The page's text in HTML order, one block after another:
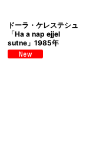
ドーラ・ケレステシュ
「Ha a nap ejjel
sutne」1985年